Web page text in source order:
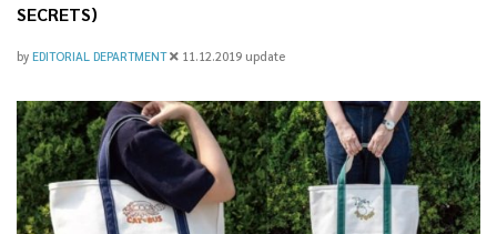
SECRETS)
by EDITORIAL DEPARTMENT 11.12.2019 update